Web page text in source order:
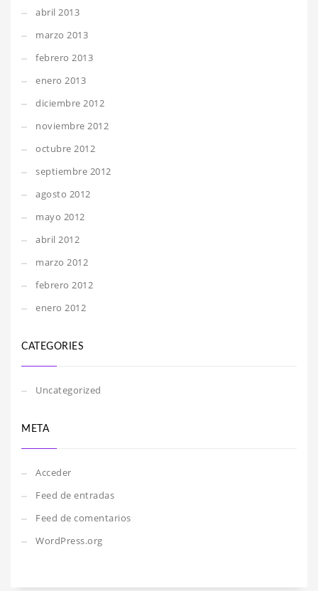
abril 2013
marzo 2013
febrero 2013
enero 2013
diciembre 2012
noviembre 2012
octubre 2012
septiembre 2012
agosto 2012
mayo 2012
abril 2012
marzo 2012
febrero 2012
enero 2012
CATEGORIES
Uncategorized
META
Acceder
Feed de entradas
Feed de comentarios
WordPress.org